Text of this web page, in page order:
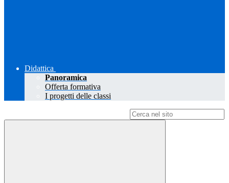
Didattica
Panoramica
Offerta formativa
I progetti delle classi